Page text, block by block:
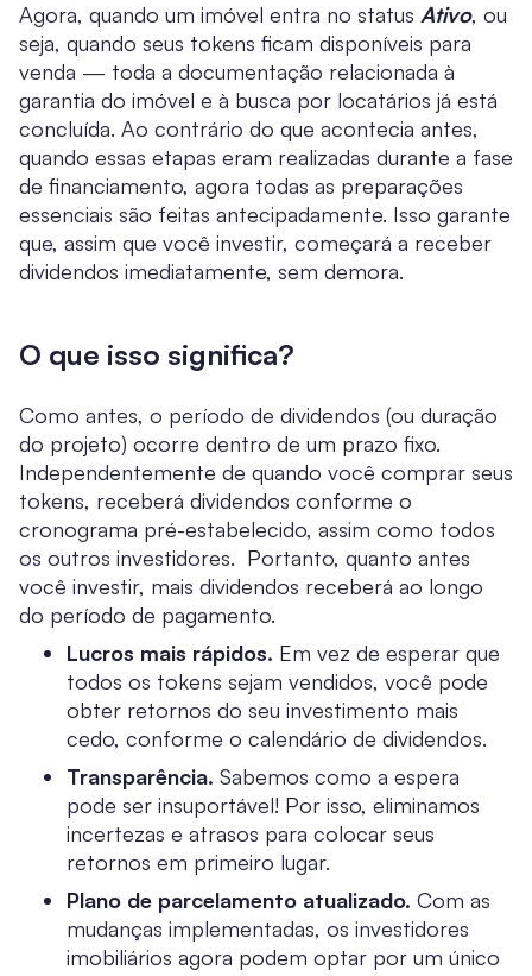
Agora, quando um imóvel entra no status Ativo, ou
seja, quando seus tokens ficam disponíveis para
venda — toda a documentação relacionada à
garantia do imóvel e à busca por locatários já está
concluída. Ao contrário do que acontecia antes,
quando essas etapas eram realizadas durante a fase
de financiamento, agora todas as preparações
essenciais são feitas antecipadamente. Isso garante
que, assim que você investir, começará a receber
dividendos imediatamente, sem demora.
O que isso significa?
Como antes, o período de dividendos (ou duração
do projeto) ocorre dentro de um prazo fixo.
Independentemente de quando você comprar seus
tokens, receberá dividendos conforme o
cronograma pré-estabelecido, assim como todos
os outros investidores. Portanto, quanto antes
você investir, mais dividendos receberá ao longo
do período de pagamento.
Lucros mais rápidos. Em vez de esperar que
todos os tokens sejam vendidos, você pode
obter retornos do seu investimento mais
cedo, conforme o calendário de dividendos.
Transparência. Sabemos como a espera
pode ser insuportável! Por isso, eliminamos
incertezas e atrasos para colocar seus
retornos em primeiro lugar.
Plano de parcelamento atualizado. Com as
mudanças implementadas, os investidores
imobiliários agora podem optar por um único